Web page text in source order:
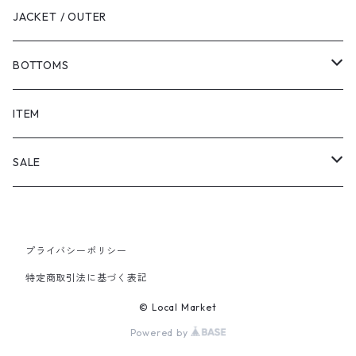
JACKET / OUTER
BOTTOMS
SHORTS
PANTS
ITEM
SALE
PANTS
プライバシーポリシー
特定商取引法に基づく表記
© Local Market
Powered by